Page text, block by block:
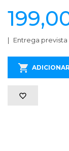
Entrega prevista